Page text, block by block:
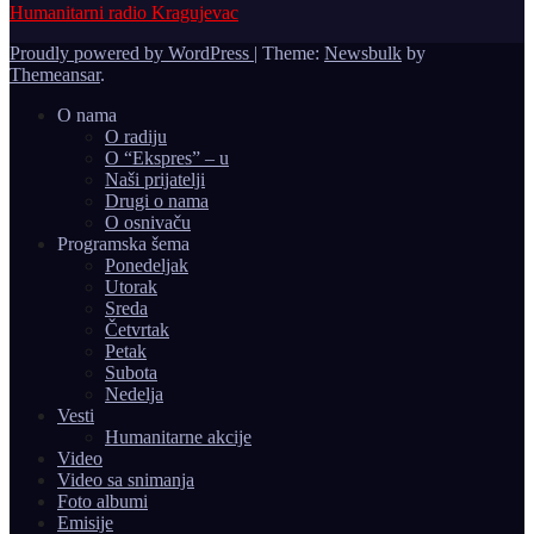
Humanitarni radio Kragujevac
Proudly powered by WordPress | Theme: Newsbulk by
Themeansar.
O nama
O radiju
O “Ekspres” – u
Naši prijatelji
Drugi o nama
O osnivaču
Programska šema
Ponedeljak
Utorak
Sreda
Četvrtak
Petak
Subota
Nedelja
Vesti
Humanitarne akcije
Video
Video sa snimanja
Foto albumi
Emisije